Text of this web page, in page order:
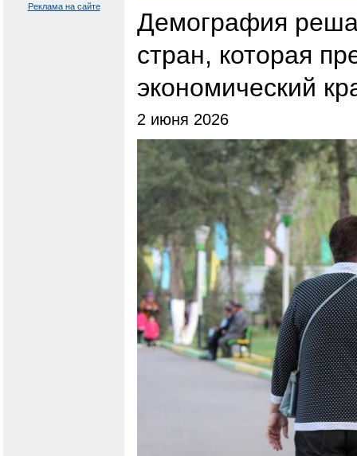
Реклама на сайте
Демография
стран, которая
экономический
2 июня 2026